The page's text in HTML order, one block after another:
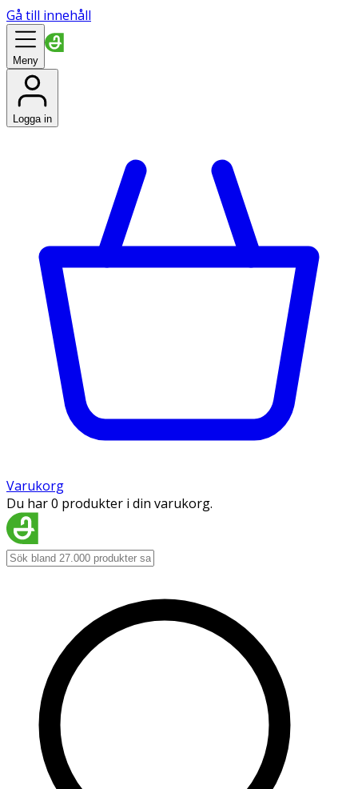
Gå till innehåll
Meny
Logga in
Varukorg
Du har 0 produkter i din varukorg.